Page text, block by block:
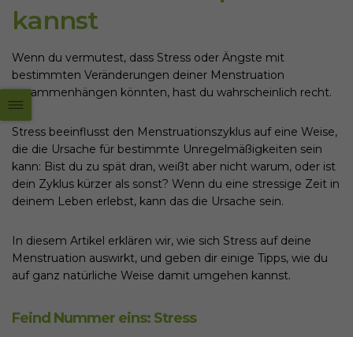
kannst
Wenn du vermutest, dass Stress oder Ängste mit
bestimmten Veränderungen deiner Menstruation
zusammenhängen könnten, hast du wahrscheinlich recht.
Stress beeinflusst den Menstruationszyklus auf eine Weise,
die die Ursache für bestimmte Unregelmäßigkeiten sein
kann: Bist du zu spät dran, weißt aber nicht warum, oder ist
dein Zyklus kürzer als sonst? Wenn du eine stressige Zeit in
deinem Leben erlebst, kann das die Ursache sein.
In diesem Artikel erklären wir, wie sich Stress auf deine
Menstruation auswirkt, und geben dir einige Tipps, wie du
auf ganz natürliche Weise damit umgehen kannst.
Feind Nummer eins: Stress